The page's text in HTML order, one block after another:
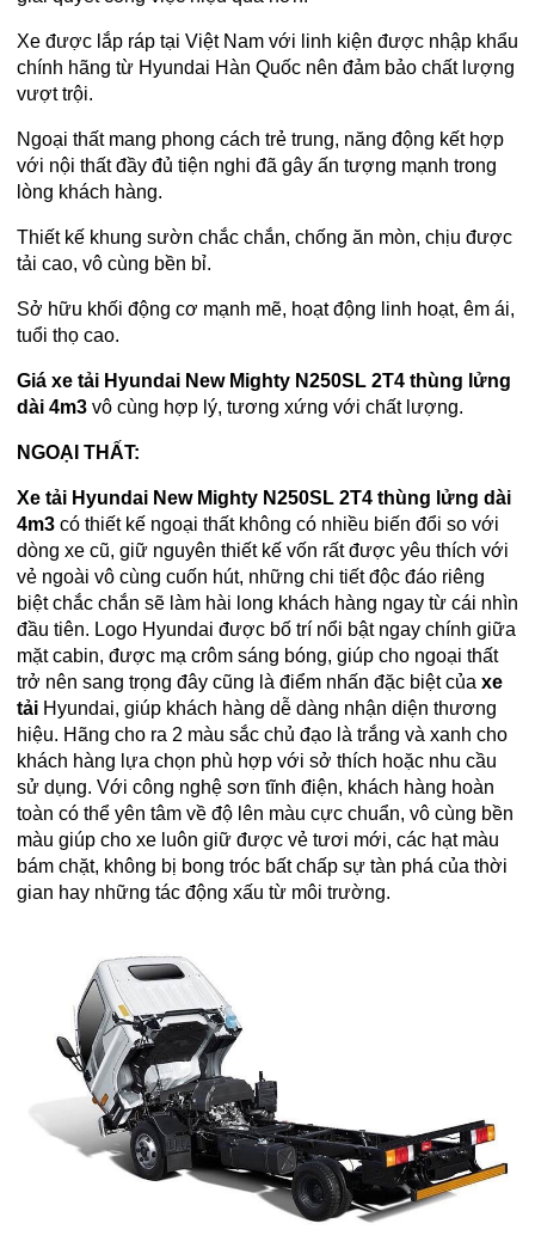
Xe được lắp ráp tại Việt Nam với linh kiện được nhập khẩu
chính hãng từ Hyundai Hàn Quốc nên đảm bảo chất lượng
vượt trội.
Ngoại thất mang phong cách trẻ trung, năng động kết hợp
với nội thất đầy đủ tiện nghi đã gây ấn tượng mạnh trong
lòng khách hàng.
Thiết kế khung sườn chắc chắn, chống ăn mòn, chịu được
tải cao, vô cùng bền bỉ.
Sở hữu khối động cơ mạnh mẽ, hoạt động linh hoạt, êm ái,
tuổi thọ cao.
Giá xe tải Hyundai New Mighty N250SL 2T4 thùng lửng
dài 4m3vô cùng hợp lý, tương xứng với chất lượng.
NGOẠI THẤT:
Xe tải Hyundai New Mighty N250SL 2T4 thùng lửng dài
4m3có thiết kế ngoại thất không có nhiều biến đổi so với
dòng xe cũ, giữ nguyên thiết kế vốn rất được yêu thích với
vẻ ngoài vô cùng cuốn hút, những chi tiết độc đáo riêng
biệt chắc chắn sẽ làm hài long khách hàng ngay từ cái nhìn
đầu tiên. Logo Hyundai được bố trí nổi bật ngay chính giữa
mặt cabin, được mạ crôm sáng bóng, giúp cho ngoại thất
trở nên sang trọng đây cũng là điểm nhấn đặc biệt của xe
tảiHyundai, giúp khách hàng dễ dàng nhận diện thương
hiệu. Hãng cho ra 2 màu sắc chủ đạo là trắng và xanh cho
khách hàng lựa chọn phù hợp với sở thích hoặc nhu cầu
sử dụng. Với công nghệ sơn tĩnh điện, khách hàng hoàn
toàn có thể yên tâm về độ lên màu cực chuẩn, vô cùng bền
màu giúp cho xe luôn giữ được vẻ tươi mới, các hạt màu
bám chặt, không bị bong tróc bất chấp sự tàn phá của thời
gian hay những tác động xấu từ môi trường.